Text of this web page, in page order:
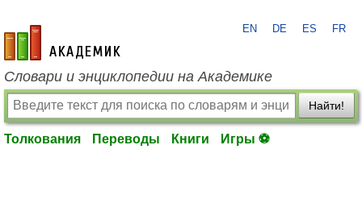
academic.ru
EN DE ES FR
Словари и энциклопедии на Академике
Найти!
Толкования Переводы Книги Игры ⚽